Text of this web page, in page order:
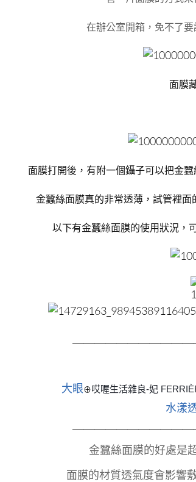
在辦公室開箱，免不了要
面膜
面膜打開後，有附一個鑷子可以把金
金蠶絲面膜真的非常透薄，試管裡面
以下有金蠶絲面膜的使用狀況，
大眼⊕哎喔生活雜良-妃
水漾
金蠶絲面膜的好處是
面膜的材質透氣度會影響